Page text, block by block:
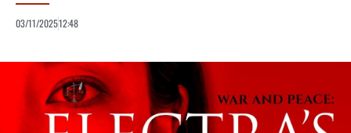
03/11/202512:48